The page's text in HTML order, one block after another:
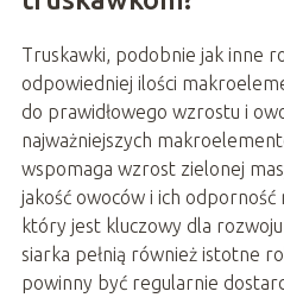
Truskawki, podobnie jak inne
odpowiedniej ilości
do prawidłowego wzrostu i
najważniejszych
wspomaga wzrost zielonej
jakość owoców i ich
który jest kluczowy dla
siarka pełnią również istotne
powinny być regularnie